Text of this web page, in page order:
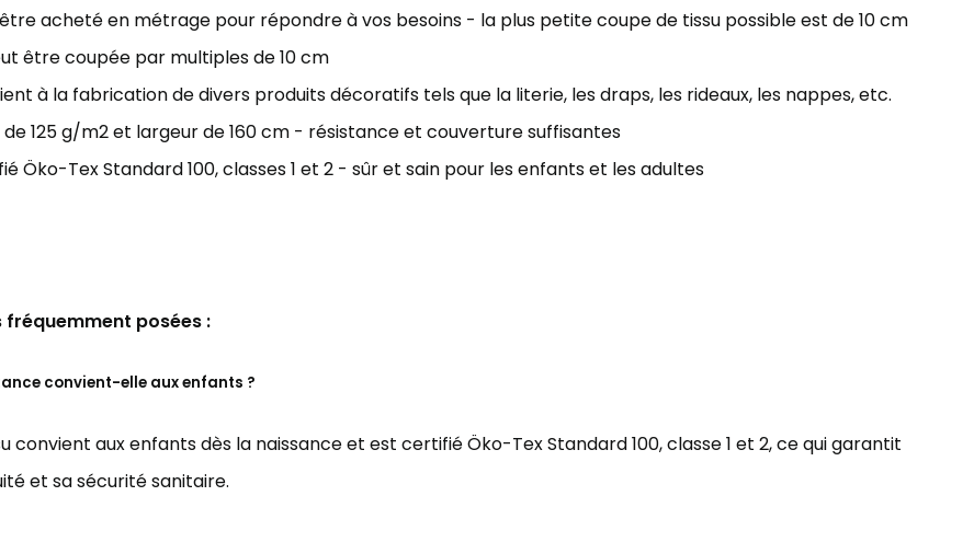
acheté en métrage pour répondre à vos besoins - la plus petite coupe de tissu possible est de 10 cm
être coupée par multiples de 10 cm
à la fabrication de divers produits décoratifs tels que la literie, les draps, les rideaux, les nappes, etc.
de 125 g/m2 et largeur de 160 cm - résistance et couverture suffisantes
Öko-Tex Standard 100, classes 1 et 2 - sûr et sain pour les enfants et les adultes
fréquemment posées :
convient-elle aux enfants ?
convient aux enfants dès la naissance et est certifié Öko-Tex Standard 100, classe 1 et 2, ce qui garantit
et sa sécurité sanitaire.